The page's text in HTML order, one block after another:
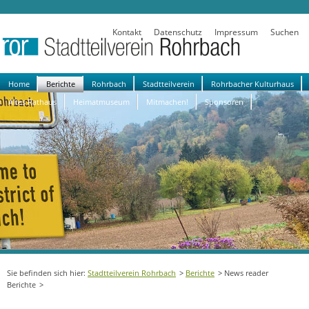
Kontakt Datenschutz Impressum Suchen
Navigation
überspringen
Home Berichte Rohrbach Stadtteilverein
Rohrbacher Kulturhaus
Altes Rathaus
Heimatmuseum Mitmachen! Sponsoren
Stadtteilverein Rohrbach Berichte
News reader
Berichte